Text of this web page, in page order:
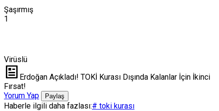
Şaşırmış
1
Virüslü
Erdoğan Açıkladı! TOKİ Kurası Dışında Kalanlar İçin İkinci
Fırsat!
Yorum Yap
Paylaş
Haberle ilgili daha fazlası:# toki kurası